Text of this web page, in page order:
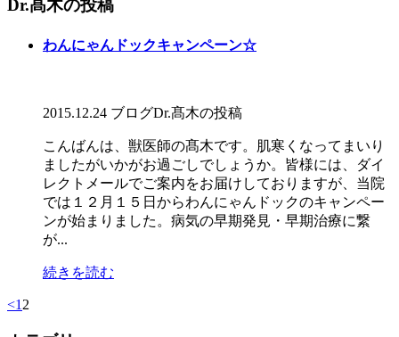
Dr.髙木の投稿
わんにゃんドックキャンペーン☆
2015.12.24 ブログDr.髙木の投稿
こんばんは、獣医師の髙木です。肌寒くなってまいり
ましたがいかがお過ごしでしょうか。皆様には、ダイ
レクトメールでご案内をお届けしておりますが、当院
では１２月１５日からわんにゃんドックのキャンペー
ンが始まりました。病気の早期発見・早期治療に繋
が...
続きを読む
<1 2